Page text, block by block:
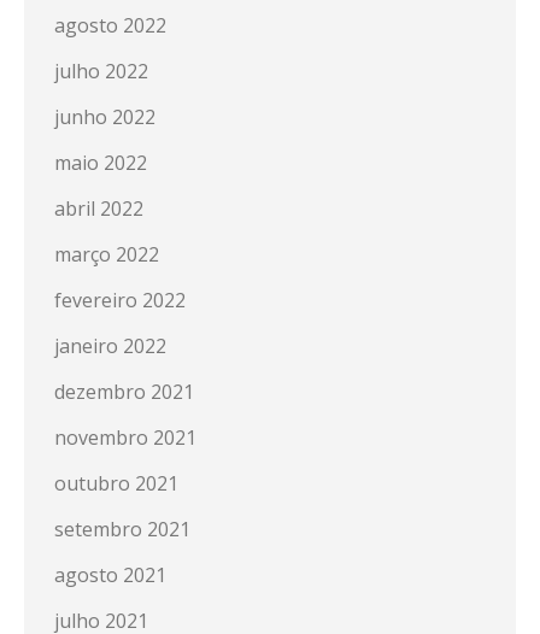
agosto 2022
julho 2022
junho 2022
maio 2022
abril 2022
março 2022
fevereiro 2022
janeiro 2022
dezembro 2021
novembro 2021
outubro 2021
setembro 2021
agosto 2021
julho 2021